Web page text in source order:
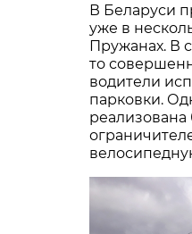
В Беларуси
уже в
Пружанах. В
то
водители
парковки.
реализована